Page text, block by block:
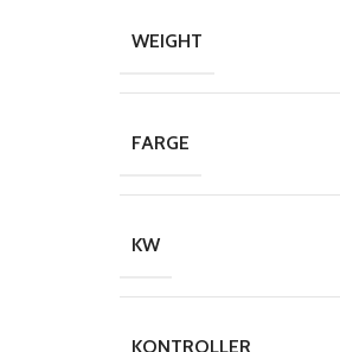
WEIGHT
FARGE
KW
KONTROLLER